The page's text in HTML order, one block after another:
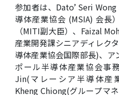
参加者は、Dato’ Seri
導体産業協会 (MSIA) 会長
（MITI副大臣）、Faizal
産業開発課シニアディレク
導体産業協会国際部長)、ア
ポール半導体産業協会事
Jin(マレーシア半導体産
Kheng Chiong(グループマ